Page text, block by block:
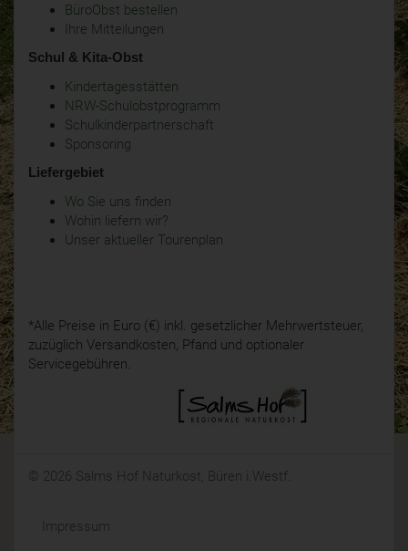
BüroObst bestellen
Ihre Mitteilungen
Schul & Kita-Obst
Kindertagesstätten
NRW-Schulobstprogramm
Schulkinderpartnerschaft
Sponsoring
Liefergebiet
Wo Sie uns finden
Wohin liefern wir?
Unser aktueller Tourenplan
*Alle Preise in Euro (€) inkl. gesetzlicher Mehrwertsteuer,
zuzüglich Versandkosten, Pfand und optionaler
Servicegebühren.
© 2026 Salms Hof Naturkost, Büren i.Westf.
Impressum